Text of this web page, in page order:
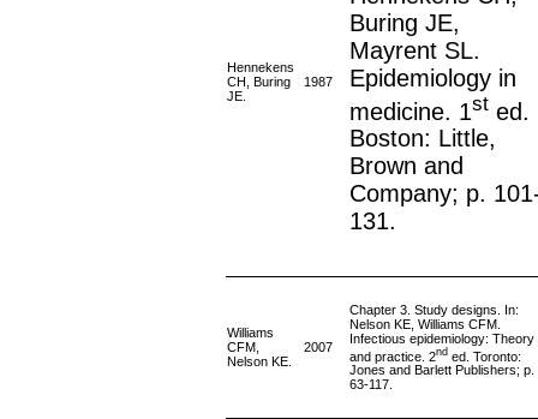
Hennekens
CH, Buring
JE.
1987
Buring JE,
Mayrent SL.
Epidemiology in
medicine. 1st ed.
Boston: Little,
Brown and
Company; p.
131.
Williams
CFM,
Nelson KE.
2007
Chapter 3. Study designs. In:
Nelson KE, Williams CFM.
Infectious epidemiology: Theory
and practice. 2nd ed. Toronto:
Jones and Barlett Publishers; p.
63-117.